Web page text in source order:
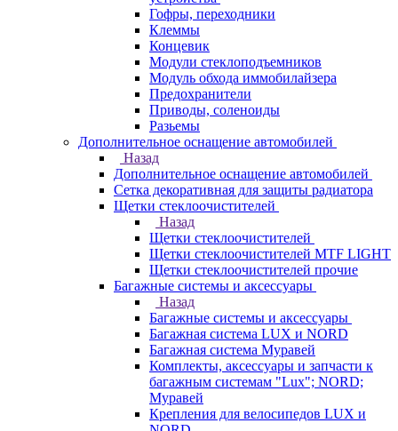
Гофры, переходники
Клеммы
Концевик
Модули стеклоподъемников
Модуль обхода иммобилайзера
Предохранители
Приводы, соленоиды
Разьемы
Дополнительное оснащение автомобилей
Назад
Дополнительное оснащение автомобилей
Сетка декоративная для защиты радиатора
Щетки стеклоочистителей
Назад
Щетки стеклоочистителей
Щетки стеклоочистителей MTF LIGHT
Щетки стеклоочистителей прочие
Багажные системы и аксессуары
Назад
Багажные системы и аксессуары
Багажная система LUX и NORD
Багажная система Муравей
Комплекты, аксессуары и запчасти к
багажным системам "Lux"; NORD;
Муравей
Крепления для велосипедов LUX и